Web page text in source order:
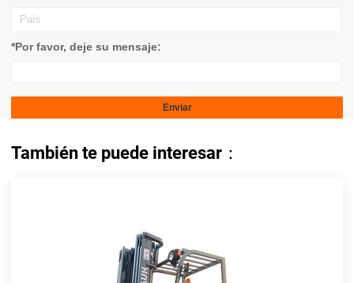
*Por favor, deje su mensaje:
También te puede interesar：